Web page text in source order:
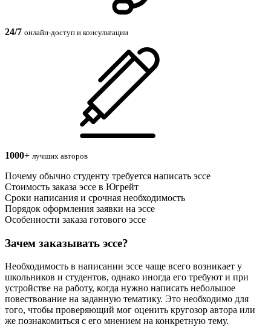
24/7 онлайн-доступ и консультации
1000+ лучших авторов
Почему обычно студенту требуется написать эссе
Стоимость заказа эссе в Югрейт
Сроки написания и срочная необходимость
Порядок оформления заявки на эссе
Особенности заказа готового эссе
Зачем заказывать эссе?
Необходимость в написании эссе чаще всего возникает у
школьников и студентов, однако иногда его требуют и при
устройстве на работу, когда нужно написать небольшое
повествование на заданную тематику. Это необходимо для
того, чтобы проверяющий мог оценить кругозор автора или
же познакомиться с его мнением на конкретную тему.